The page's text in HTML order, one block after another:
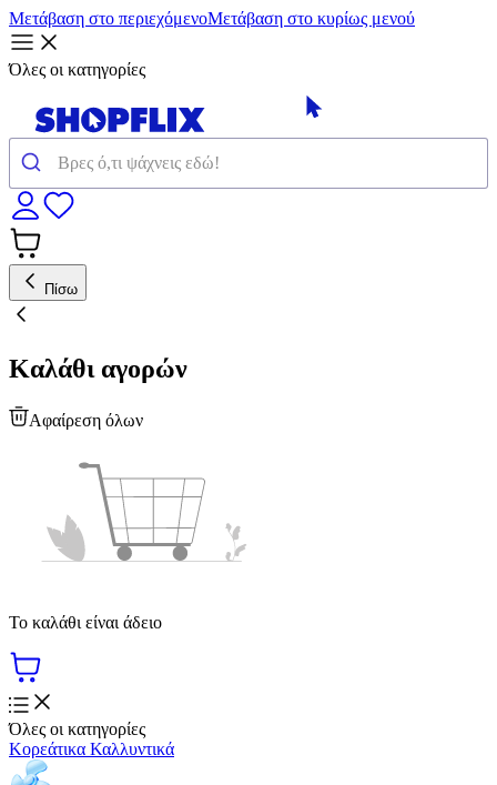
Μετάβαση στο περιεχόμενοΜετάβαση στο κυρίως μενού
Όλες οι κατηγορίες
Πίσω
Καλάθι αγορών
Αφαίρεση όλων
Το καλάθι είναι άδειο
Όλες οι κατηγορίες
Κορεάτικα Καλλυντικά